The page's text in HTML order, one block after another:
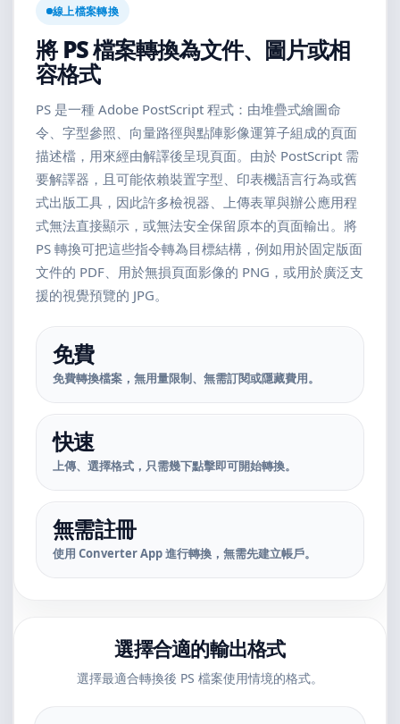
線上檔案轉換
將 PS 檔案轉換為文件、圖片或相
容格式
PS 是一種 Adobe PostScript 程式：由堆疊式繪圖命
令、字型參照、向量路徑與點陣影像運算子組成的頁面
描述檔，用來經由解譯後呈現頁面。由於 PostScript 需
要解譯器，且可能依賴裝置字型、印表機語言行為或舊
式出版工具，因此許多檢視器、上傳表單與辦公應用程
式無法直接顯示，或無法安全保留原本的頁面輸出。將
PS 轉換可把這些指令轉為目標結構，例如用於固定版面
文件的 PDF、用於無損頁面影像的 PNG，或用於廣泛支
援的視覺預覽的 JPG。
免費
免費轉換檔案，無用量限制、無需訂閱或隱藏費用。
快速
上傳、選擇格式，只需幾下點擊即可開始轉換。
無需註冊
使用 Converter App 進行轉換，無需先建立帳戶。
選擇合適的輸出格式
選擇最適合轉換後 PS 檔案使用情境的格式。